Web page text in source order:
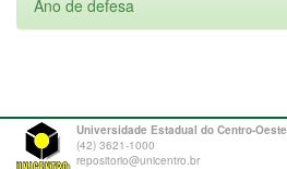
Ano de defesa
Universidade Estadual do Centro-Oeste
(42) 3621-1000
repositorio@unicentro.br